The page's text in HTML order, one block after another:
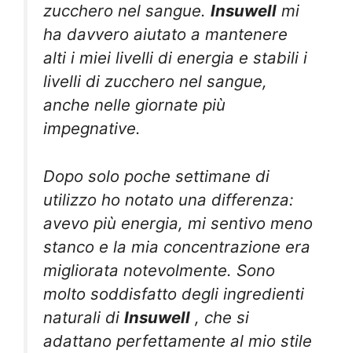
zucchero nel sangue. Insuwell mi
ha davvero aiutato a mantenere
alti i miei livelli di energia e stabili i
livelli di zucchero nel sangue,
anche nelle giornate più
impegnative.
Dopo solo poche settimane di
utilizzo ho notato una differenza:
avevo più energia, mi sentivo meno
stanco e la mia concentrazione era
migliorata notevolmente. Sono
molto soddisfatto degli ingredienti
naturali di Insuwell , che si
adattano perfettamente al mio stile